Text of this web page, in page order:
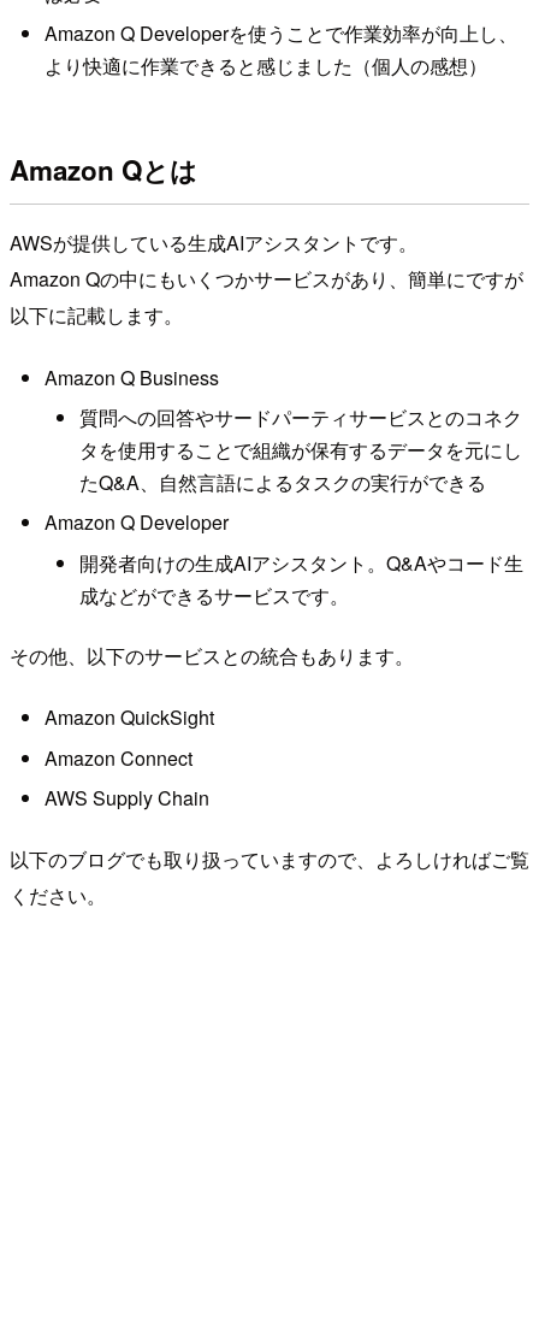
Amazon Q Developerを使うことで作業効率が向上し、
より快適に作業できると感じました（個人の感想）
Amazon Qとは
AWSが提供している生成AIアシスタントです。
Amazon Qの中にもいくつかサービスがあり、簡単にですが
以下に記載します。
Amazon Q Business
質問への回答やサードパーティサービスとのコネク
タを使用することで組織が保有するデータを元にし
たQ&A、自然言語によるタスクの実行ができる
Amazon Q Developer
開発者向けの生成AIアシスタント。Q&Aやコード生
成などができるサービスです。
その他、以下のサービスとの統合もあります。
Amazon QuickSight
Amazon Connect
AWS Supply Chain
以下のブログでも取り扱っていますので、よろしければご覧
ください。